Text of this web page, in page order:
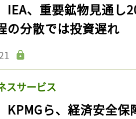
IEA、重要鉱物見通
の分散では投資遅れ
スサービス
KPMGら、経済安全